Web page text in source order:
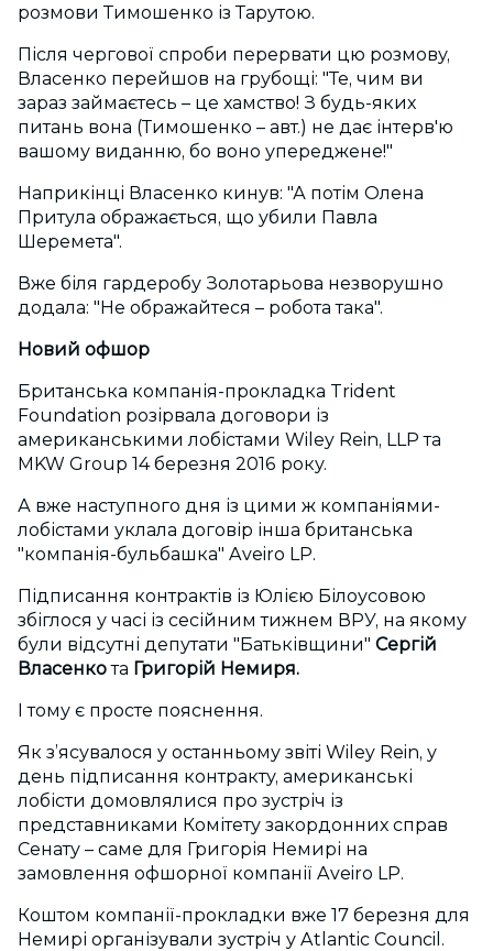
розмови Тимошенко із Тарутою.
Після чергової спроби перервати цю розмову,
Власенко перейшов на грубощі: "Те, чим ви
зараз займаєтесь – це хамство! З будь-яких
питань вона (Тимошенко – авт.) не дає інтерв'ю
вашому виданню, бо воно упереджене!"
Наприкінці Власенко кинув: "А потім Олена
Притула ображається, що убили Павла
Шеремета".
Вже біля гардеробу Золотарьова незворушно
додала: "Не ображайтеся – робота така".
Новий офшор
Британська компанія-прокладка Trident
Foundation розірвала договори із
американськими лобістами Wiley Rein, LLP та
MKW Group 14 березня 2016 року.
А вже наступного дня із цими ж компаніями-
лобістами уклала договір інша британська
"компанія-бульбашка" Aveiro LP.
Підписання контрактів із Юлією Білоусовою
збіглося у часі із сесійним тижнем ВРУ, на якому
були відсутні депутати "Батьківщини" Сергій
Власенкота Григорій Немиря.
І тому є просте пояснення.
Як з’ясувалося у останньому звіті Wiley Rein, у
день підписання контракту, американські
лобісти домовлялися про зустріч із
представниками Комітету закордонних справ
Сенату – саме для Григорія Немирі на
замовлення офшорної компанії Aveiro LP.
Коштом компанії-прокладки вже 17 березня для
Немирі організували зустріч у Atlantic Council.